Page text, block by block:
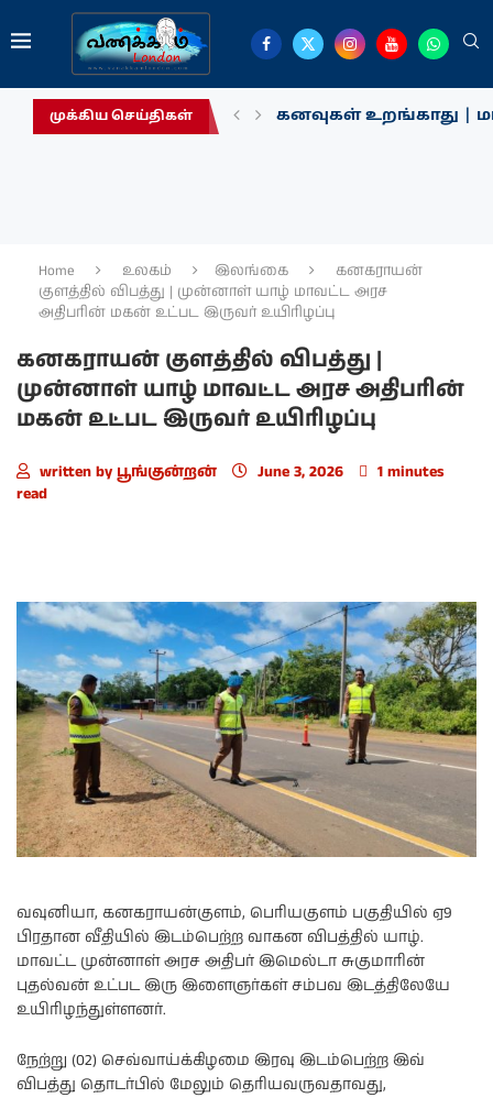
முக்கிய செய்திகள் கனவுகள் உறங்காது |
Home உலகம் இலங்கை
கனகராயன்
குளத்தில் விபத்து | முன்னாள் யாழ் மாவட்ட அரச
அதிபரின் மகன் உட்பட இருவர் உயிரிழப்பு
கனகராயன் குளத்தில் விபத்து |
முன்னாள் யாழ் மாவட்ட அரச அதிபரின்
மகன் உட்பட இருவர் உயிரிழப்பு
written by பூங்குன்றன் June 3, 2026
1 minutes
read
வவுனியா, கனகராயன்குளம், பெரியகுளம் பகுதியில் ஏ9
பிரதான வீதியில் இடம்பெற்ற வாகன விபத்தில் யாழ்.
மாவட்ட முன்னாள் அரச அதிபர் இமெல்டா சுகுமாரின்
புதல்வன் உட்பட இரு இளைஞர்கள் சம்பவ இடத்திலேயே
உயிரிழந்துள்ளனர்.
நேற்று (02) செவ்வாய்க்கிழமை இரவு இடம்பெற்ற இவ்
விபத்து தொடர்பில் மேலும் தெரியவருவதாவது,